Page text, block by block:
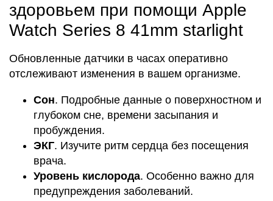
здоровьем при помощи Apple
Watch Series 8 41mm starlight
Обновленные датчики в часах оперативно
отслеживают изменения в вашем организме.
Сон. Подробные данные о поверхностном и
глубоком сне, времени засыпания и
пробуждения.
ЭКГ. Изучите ритм сердца без посещения
врача.
Уровень кислорода. Особенно важно для
предупреждения заболеваний.